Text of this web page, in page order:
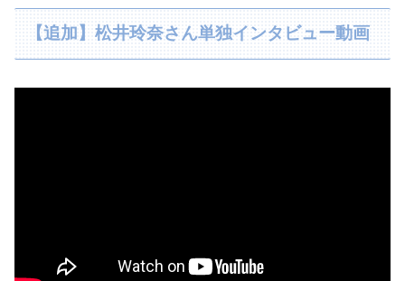
【追加】松井玲奈さん単独インタビュー動画